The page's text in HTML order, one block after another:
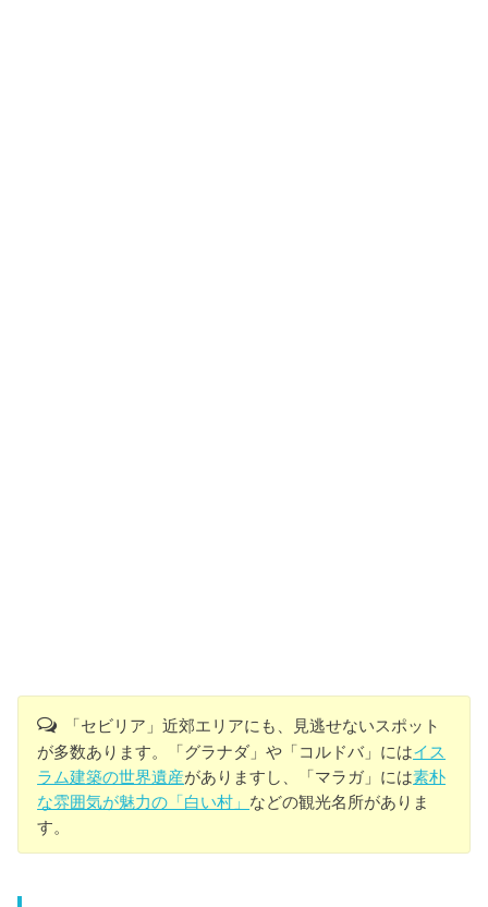
「セビリア」近郊エリアにも、見逃せないスポット
が多数あります。「グラナダ」や「コルドバ」にはイス
ラム建築の世界遺産がありますし、「マラガ」には素朴
な雰囲気が魅力の「白い村」 などの観光名所がありま
す。